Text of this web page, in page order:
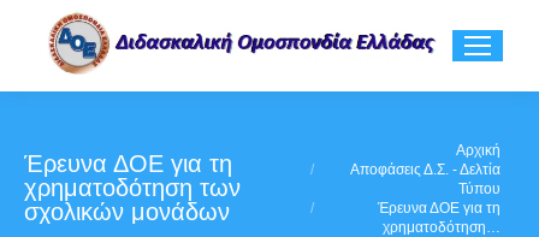
Έρευνα ΔΟΕ για τη
χρηματοδότηση των
σχολικών μονάδων
Αρχική
Αποφάσεις Δ.Σ. - Δελτία
Τύπου
Έρευνα ΔΟΕ για τη
χρηματοδότηση…